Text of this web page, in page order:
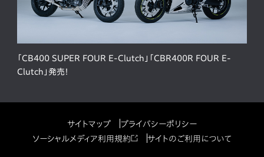
「CB400 SUPER FOUR E-Clutch」「CBR400R FOUR E-
Clutch」発売！
サイトマップ
プライバシーポリシー
ソーシャルメディア利用規約
サイトのご利用について